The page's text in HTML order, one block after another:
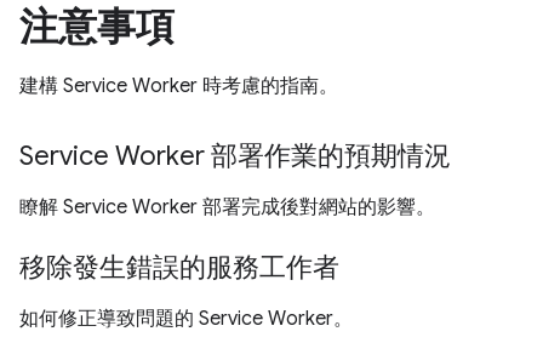
注意事項
建構 Service Worker 時考慮的指南。
Service Worker 部署作業的預期情況
瞭解 Service Worker 部署完成後對網站的影響。
移除發生錯誤的服務工作者
如何修正導致問題的 Service Worker。